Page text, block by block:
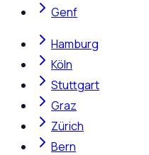
Genf
Hamburg
Köln
Stuttgart
Graz
Zürich
Bern